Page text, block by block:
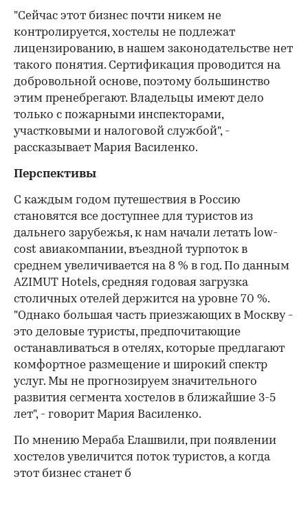
"Сейчас этот бизнес почти никем не
контролируется, хостелы не подлежат
лицензированию, в нашем законодательстве нет
такого понятия. Сертификация проводится на
добровольной основе, поэтому большинство
этим пренебрегают. Владельцы имеют дело
только с пожарными инспекторами,
участковыми и налоговой службой", -
рассказывает Мария Василенко.
Перспективы
С каждым годом путешествия в Россию
становятся все доступнее для туристов из
дальнего зарубежья, к нам начали летать low-
cost авиакомпании, въездной турпоток в
среднем увеличивается на 8 % в год. По данным
AZIMUT Hotels, средняя годовая загрузка
столичных отелей держится на уровне 70 %.
"Однако большая часть приезжающих в Москву -
это деловые туристы, предпочитающие
останавливаться в отелях, которые предлагают
комфортное размещение и широкий спектр
услуг. Мы не прогнозируем значительного
развития сегмента хостелов в ближайшие 3-5
лет", - говорит Мария Василенко.
По мнению Мераба Елашвили, при появлении
хостелов увеличится поток туристов, а когда
этот бизнес станет б